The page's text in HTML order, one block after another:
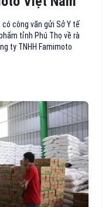
công văn gửi Sở Y tế
tỉnh Phú Thọ về rà
ty TNHH Famimoto